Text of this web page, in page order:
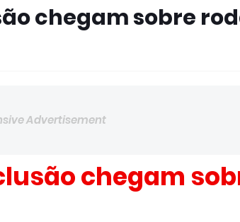
chegam sobre
Advertisement
chegam